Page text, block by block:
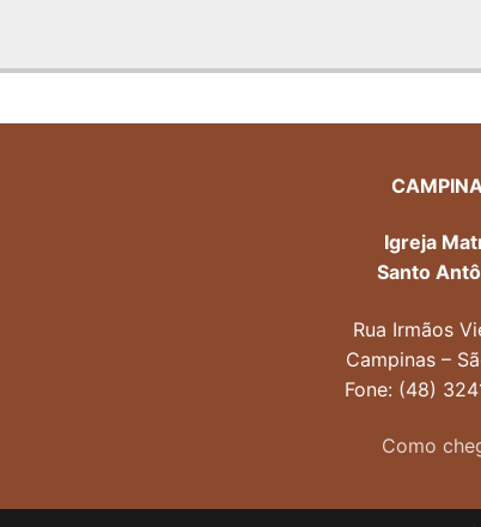
Igreja
Santo
Rua Irmãos
Campinas –
Fone: (48)
Como